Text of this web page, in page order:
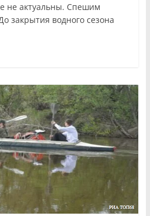
не актуальны. Спешим
закрытия водного сезона